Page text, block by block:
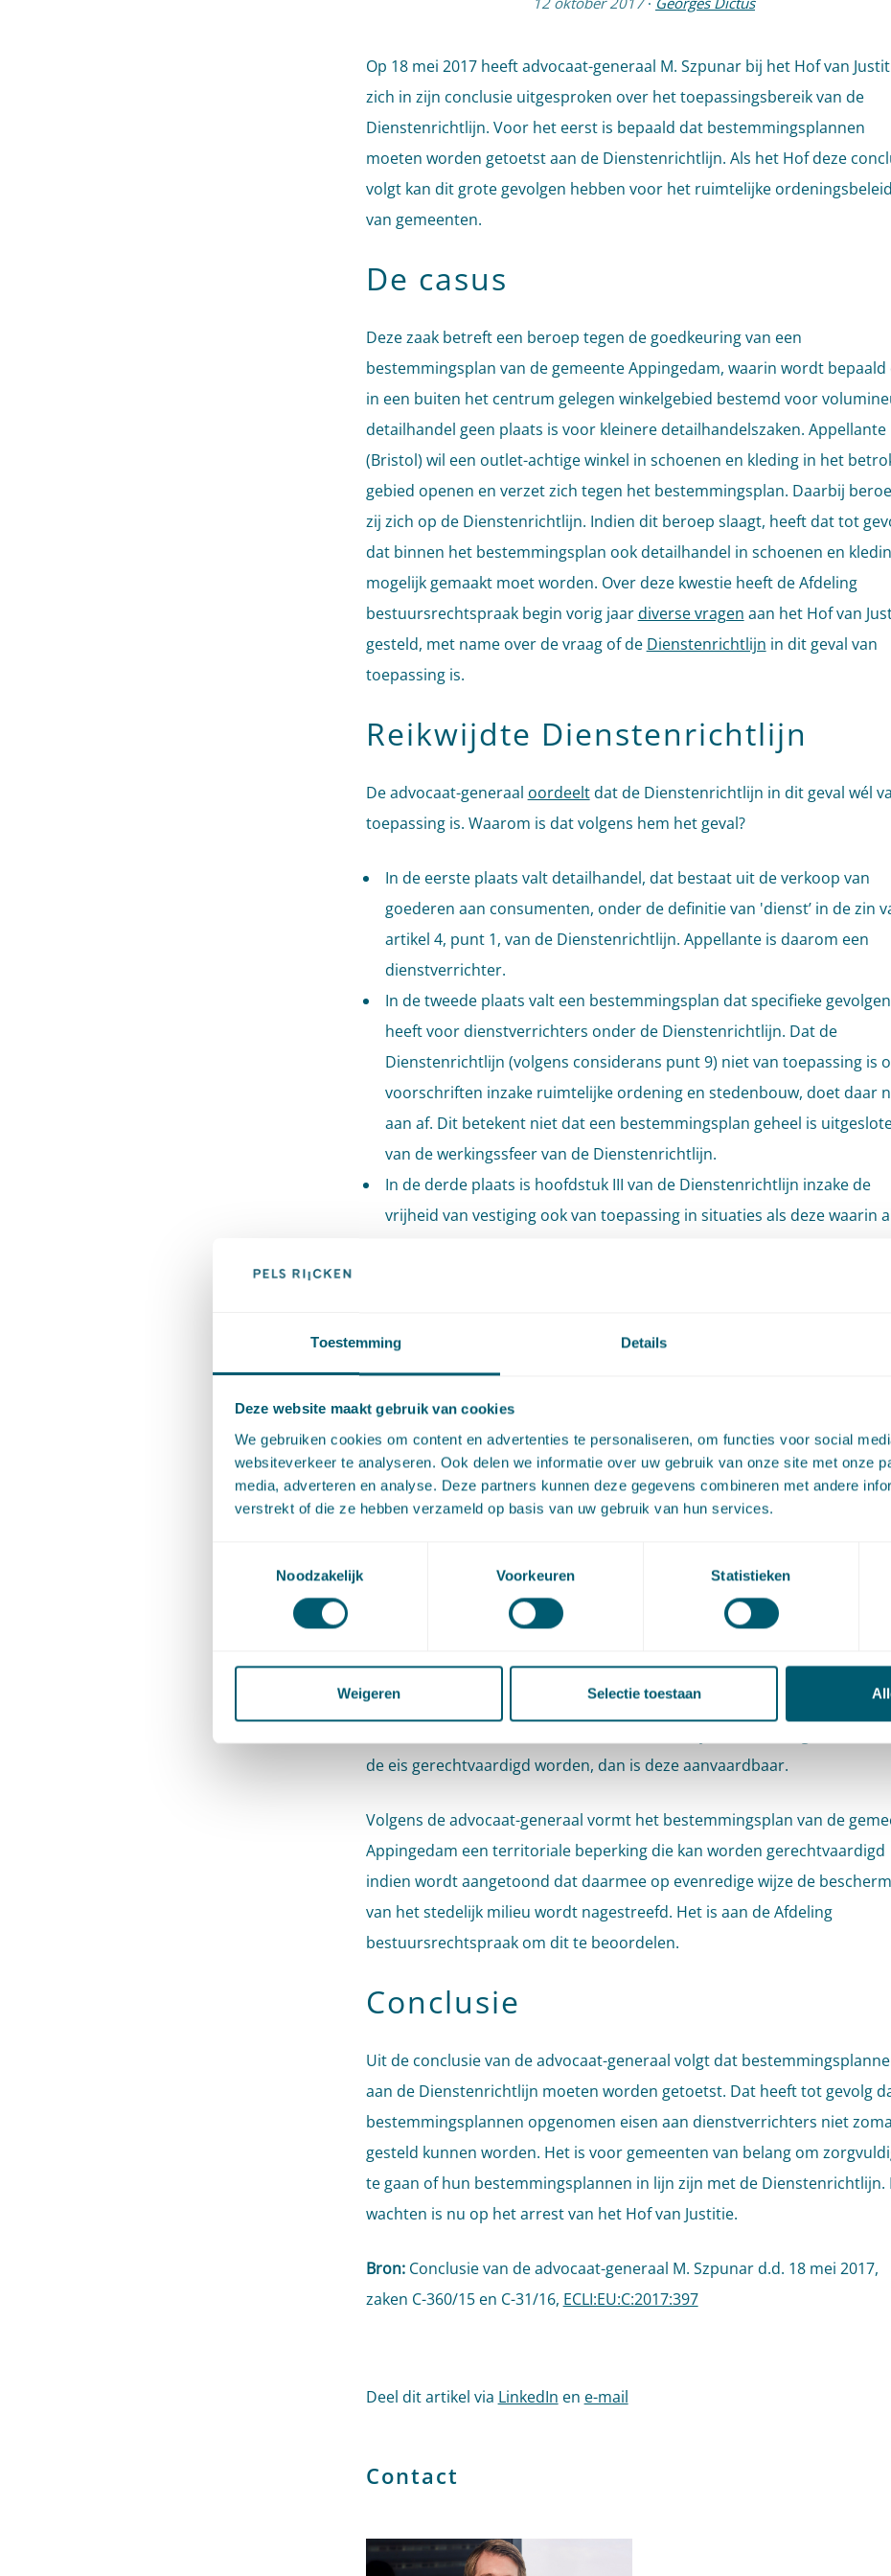
Toestemming Details
Deze website maakt gebruik van cookies
We gebruiken cookies om content en advertenties te personaliseren, om functies voor social
websiteverkeer te analyseren. Ook delen we informatie over uw gebruik van onze site met onze
media, adverteren en analyse. Deze partners kunnen deze gegevens combineren met andere
verstrekt of die ze hebben verzameld op basis van uw gebruik van hun services.
Noodzakelijk
Voorkeuren Statistieken
Weigeren Selectie toestaan
Op 18 mei 2017 heeft advocaat-generaal M. Szpunar bij het Hof van
zich in zijn conclusie uitgesproken over het toepassingsbereik van de
Dienstenrichtlijn. Voor het eerst is bepaald dat bestemmingsplannen
moeten worden getoetst aan de Dienstenrichtlijn. Als het Hof deze
volgt kan dit grote gevolgen hebben voor het ruimtelijke ordeningsbeleid
van gemeenten.
De casus
Deze zaak betreft een beroep tegen de goedkeuring van een
bestemmingsplan van de gemeente Appingedam, waarin wordt bepaald
in een buiten het centrum gelegen winkelgebied bestemd voor
detailhandel geen plaats is voor kleinere detailhandelszaken. Appellante
(Bristol) wil een outlet-achtige winkel in schoenen en kleding in het
gebied openen en verzet zich tegen het bestemmingsplan. Daarbij
zij zich op de Dienstenrichtlijn. Indien dit beroep slaagt, heeft dat tot
dat binnen het bestemmingsplan ook detailhandel in schoenen en
mogelijk gemaakt moet worden. Over deze kwestie heeft de Afdeling
bestuursrechtspraak begin vorig jaardiverse vragen aan het Hof van
gesteld, met name over de vraag of de Dienstenrichtlijn in dit geval van
toepassing is.
Reikwijdte Dienstenrichtlijn
De advocaat-generaal oordeeltdat de Dienstenrichtlijn in dit geval wél
toepassing is. Waarom is dat volgens hem het geval?
In de eerste plaats valt detailhandel, dat bestaat uit de verkoop van
goederen aan consumenten, onder de definitie van 'dienst’ in de zin
artikel 4, punt 1, van de Dienstenrichtlijn. Appellante is daarom een
dienstverrichter.
In de tweede plaats valt een bestemmingsplan dat specifieke gevolgen
heeft voor dienstverrichters onder de Dienstenrichtlijn. Dat de
Dienstenrichtlijn (volgens considerans punt 9) niet van toepassing is
voorschriften inzake ruimtelijke ordening en stedenbouw, doet daar
aan af. Dit betekent niet dat een bestemmingsplan geheel is
van de werkingssfeer van de Dienstenrichtlijn.
In de derde plaats is hoofdstuk III van de Dienstenrichtlijn inzake de
vrijheid van vestiging ook van toepassing in situaties als deze waarin
Dienstenrichtlijn
Vervolgens beoordeelt de advocaat-generaal of het bestemmingsplan in
strijd is met het inhoudelijke toetsingskader van de Dienstenrichtlijn. De
advocaat-generaal is van opvatting dat het besluit tot vaststelling van
bestemmingsplan geen ‘vergunningstelsel’ is in de zin van artikel 4, punt
Wel kwalificeert een bestemmingsplan als een ‘eis’ in de zin van de
Dienstenrichtlijn, zodat moet worden getoetst aan de artikelen 14 en 15
die aan evaluatie onderworpen zijn, waaronder kwantitatieve of
beperkingen (lid 2, sub a). Bij dergelijke eisen is het noodzakelijk te
de eis gerechtvaardigd worden, dan is deze aanvaardbaar.
Volgens de advocaat-generaal vormt het bestemmingsplan van de
Appingedam een territoriale beperking die kan worden gerechtvaardigd
indien wordt aangetoond dat daarmee op evenredige wijze de
van het stedelijk milieu wordt nagestreefd. Het is aan de Afdeling
bestuursrechtspraak om dit te beoordelen.
Conclusie
Uit de conclusie van de advocaat-generaal volgt dat
aan de Dienstenrichtlijn moeten worden getoetst. Dat heeft tot gevolg
bestemmingsplannen opgenomen eisen aan dienstverrichters niet
gesteld kunnen worden. Het is voor gemeenten van belang om
te gaan of hun bestemmingsplannen in lijn zijn met de Dienstenrichtlijn.
wachten is nu op het arrest van het Hof van Justitie.
Bron:Conclusie van de advocaat-generaal M. Szpunar d.d. 18 mei 2017,
zaken C-360/15 en C-31/16, ECLI:EU:C:2017:397
Deel dit artikel via LinkedIn en e-mail
Contact